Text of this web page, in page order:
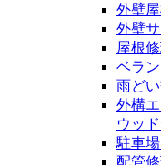
外壁
外壁
屋根
ベラ
雨ど
外構
ウッド
駐車
配管